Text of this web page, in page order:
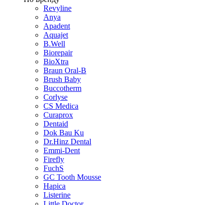
Revyline
Anya
Apadent
Aquajet
B.Well
Biorepair
BioXtra
Braun Oral-B
Brush Baby
Buccotherm
Corlyse
CS Medica
Curaprox
Dentaid
Dok Bau Ku
Dr.Hinz Dental
Emmi-Dent
Firefly
FuchS
GC Tooth Mousse
Hapica
Listerine